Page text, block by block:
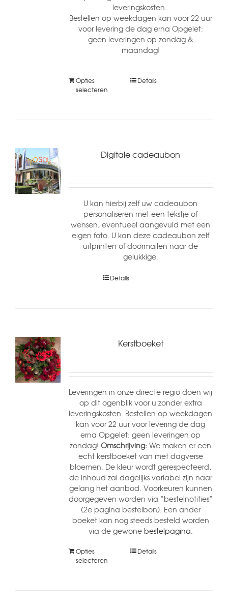
leveringskosten..
Bestellen op weekdagen kan voor 22 uur
voor levering de dag erna Opgelet:
geen leveringen op zondag &
maandag!
Opties
selecteren
Details
Digitale cadeaubon
U kan hierbij zelf uw cadeaubon
personaliseren met een tekstje of
wensen, eventueel aangevuld met een
eigen foto. U kan deze cadeaubon zelf
uitprinten of doormailen naar de
gelukkige.
Details
Kerstboeket
Leveringen in onze directe regio doen wij
op dit ogenblik voor u zonder extra
leveringskosten. Bestellen op weekdagen
kan voor 22 uur voor levering de dag
erna Opgelet: geen leveringen op
zondag!Omschrijving: We maken er een
echt kerstboeket van met dagverse
bloemen. De kleur wordt gerespecteerd,
de inhoud zal dagelijks variabel zijn naar
gelang het aanbod. Voorkeuren kunnen
doorgegeven worden via “bestelnotities”
(2e pagina bestelbon). Een ander
boeket kan nog steeds besteld worden
via de gewone bestelpagina.
Opties
selecteren
Details